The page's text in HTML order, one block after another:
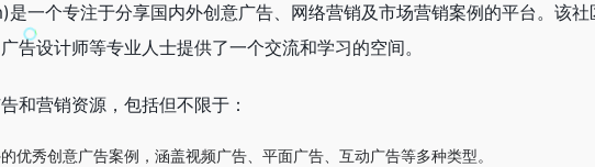
一个专注于分享国内外创意广告、网络营销及市场营销案例的平台。该社
告设计师等专业人士提供了一个交流和学习的空间。
和营销资源，包括但不限于：
优秀创意广告案例，涵盖视频广告、平面广告、互动广告等多种类型。